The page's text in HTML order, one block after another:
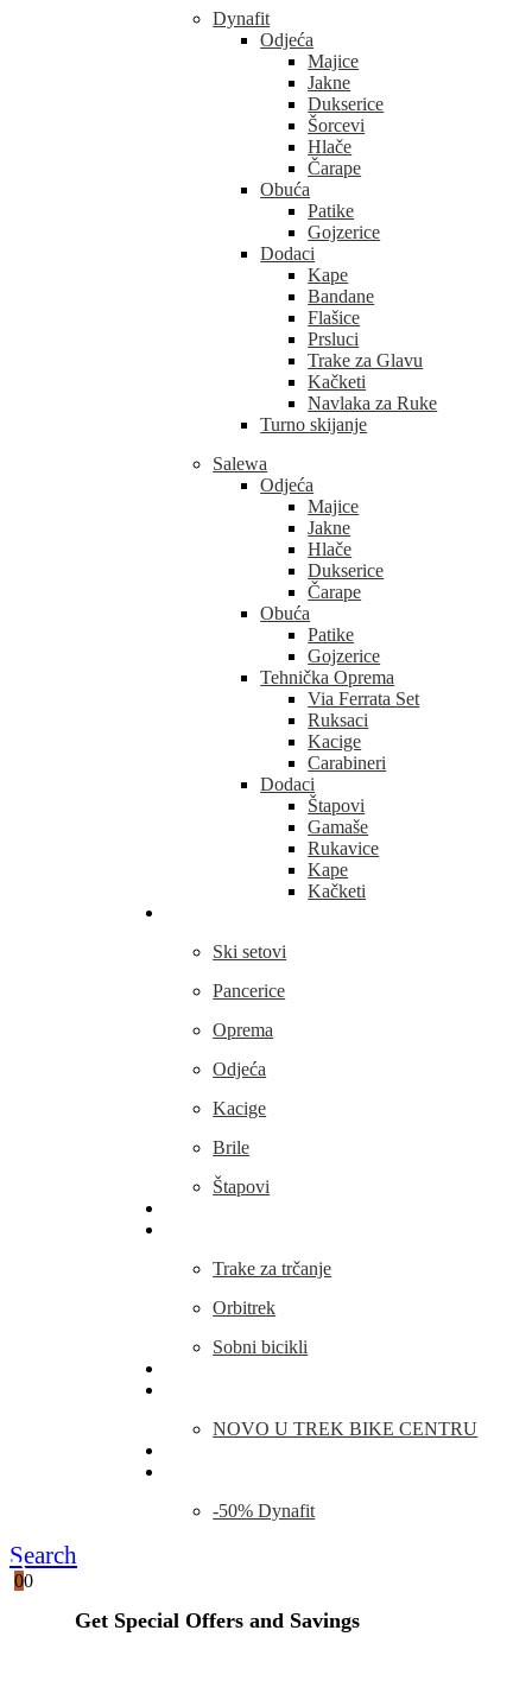
Dynafit
Odjeća
Majice
Jakne
Dukserice
Šorcevi
Hlače
Čarape
Obuća
Patike
Gojzerice
Dodaci
Kape
Bandane
Flašice
Prsluci
Trake za Glavu
Kačketi
Navlaka za Ruke
Turno skijanje
Salewa
Odjeća
Majice
Jakne
Hlače
Dukserice
Čarape
Obuća
Patike
Gojzerice
Tehnička Oprema
Via Ferrata Set
Ruksaci
Kacige
Carabineri
Dodaci
Štapovi
Gamaše
Rukavice
Kape
Kačketi
Ski setovi
Pancerice
Oprema
Odjeća
Kacige
Brile
Štapovi
Trake za trčanje
Orbitrek
Sobni bicikli
NOVO U TREK BIKE CENTRU
-50% Dynafit
Search
00
Get Special Offers and Savings